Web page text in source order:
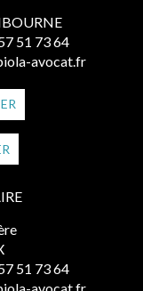
51 73 64
avocat.fr
51 73 64